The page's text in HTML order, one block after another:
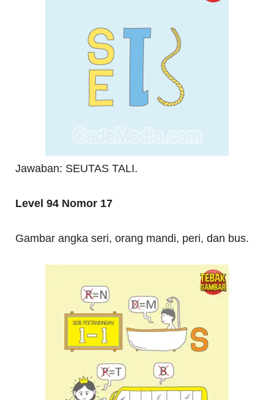
Jawaban: SEUTAS TALI.
Level 94 Nomor 17
Gambar angka seri, orang mandi, peri, dan bus.